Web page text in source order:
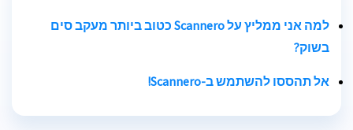
למה אני ממליץ על Scannero כטוב ביותר
מעקב סים
בשוק?
אל תהססו להשתמש ב-Scannero!